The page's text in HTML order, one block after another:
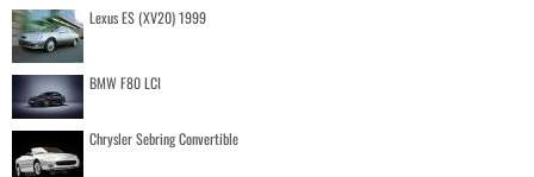
Lexus ES (XV20) 1999
BMW F80 LCI
Chrysler Sebring Convertible